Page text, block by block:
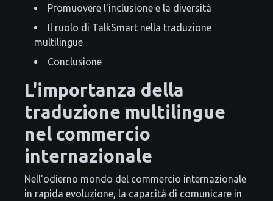
Promuovere l'inclusione e la diversità
Il ruolo di TalkSmart nella traduzione
multilingue
Conclusione
L'importanza della
traduzione multilingue
nel commercio
internazionale
Nell'odierno mondo del commercio internazionale
in rapida evoluzione, la capacità di comunicare in